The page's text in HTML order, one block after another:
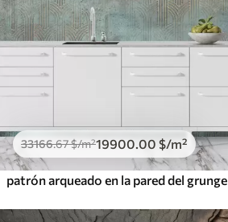
33166.67$/m²19900 .00 $/m²
patrón arqueado en la pared del grunge